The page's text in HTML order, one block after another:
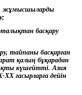
жұмысшыларды
басқару
тайпаны басқарған
қалың бұқарадан
күшейтті. Азия
ғасырларға дейін